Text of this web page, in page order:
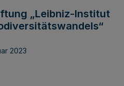
„Leibniz-Institut
2023